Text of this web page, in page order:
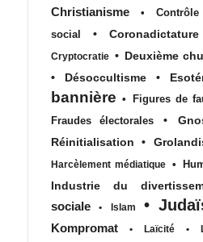
Christianisme
•
social
• Coronadictature
Cryptocratie • Deuxième
•
Désoccultisme •
bannière • Figures de
Fraudes électorales
•
Réinitialisation
•
Harcèlement médiatique •
Industrie du
sociale
• Islam •
Kompromat
• Laïcité •